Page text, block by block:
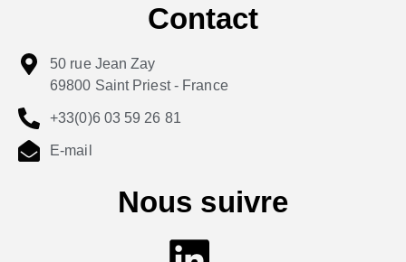
Contact
50 rue Jean Zay
69800 Saint Priest - France
+33(0)6 03 59 26 81
E-mail
Nous suivre